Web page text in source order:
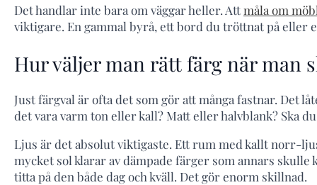
Det handlar inte bara om väggar heller. Attmåla om
viktigare. En gammal byrå, ett bord du tröttnat på eller
Hur väljer man rätt färg när man
Just färgval är ofta det som gör att många fastnar. Det
det vara varm ton eller kall? Matt eller halvblank? Ska
Ljus är det absolut viktigaste. Ett rum med kallt norr-
mycket sol klarar av dämpade färger som annars
titta på den både dag och kväll. Det gör enorm skillnad.